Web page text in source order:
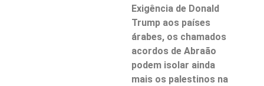
Exigência de Donald
Trump aos países
árabes, os chamados
acordos de Abraão
podem isolar ainda
mais os palestinos na